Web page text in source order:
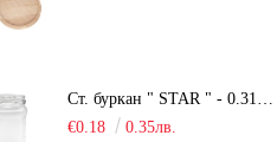
Ст. буркан " STAR " - 0.314 мл.
€0.18
0.35лв.